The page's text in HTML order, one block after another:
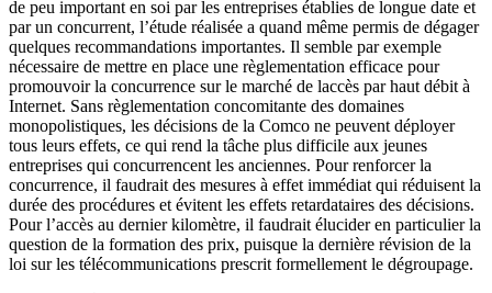
de peu important en soi par les entreprises établies de longue date et
par un concurrent, l’étude réalisée a quand même permis de dégager
quelques recommandations importantes. Il semble par exemple
nécessaire de mettre en place une règlementation efficace pour
promouvoir la concurrence sur le marché de laccès par haut débit à
Internet. Sans règlementation concomitante des domaines
monopolistiques, les décisions de la Comco ne peuvent déployer
tous leurs effets, ce qui rend la tâche plus difficile aux jeunes
entreprises qui concurrencent les anciennes. Pour renforcer la
concurrence, il faudrait des mesures à effet immédiat qui réduisent la
durée des procédures et évitent les effets retardataires des décisions.
Pour l’accès au dernier kilomètre, il faudrait élucider en particulier la
question de la formation des prix, puisque la dernière révision de la
loi sur les télécommunications prescrit formellement le dégroupage.